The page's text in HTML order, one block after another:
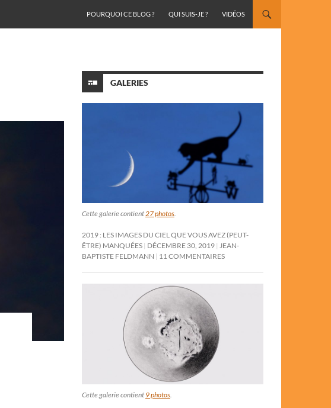
POURQUOI CE BLOG ?
QUI SUIS-JE ? VIDÉOS
GALERIES
Cette galerie contient27 photos.
2019 : LES IMAGES DU CIEL QUE VOUS AVEZ (PEUT-
ÊTRE) MANQUÉES DÉCEMBRE 30, 2019 JEAN-
BAPTISTE FELDMANN
11 COMMENTAIRES
Cette galerie contient 9 photos